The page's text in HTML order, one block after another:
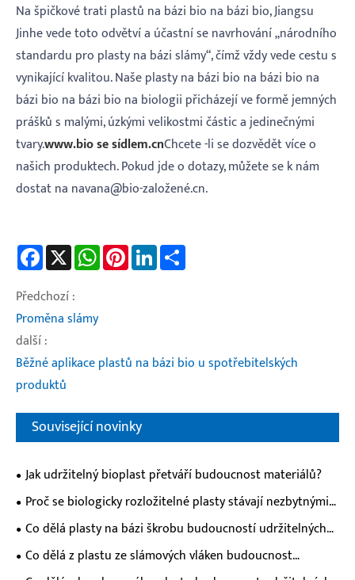
Na špičkové trati plastů na bázi bio na bázi bio, Jiangsu
Jinhe vede toto odvětví a účastní se navrhování „národního
standardu pro plasty na bázi slámy“, čímž vždy vede cestu s
vynikající kvalitou. Naše plasty na bázi bio na bázi bio na
bázi bio na bázi bio na biologii přicházejí ve formě jemných
prášků s malými, úzkými velikostmi částic a jedinečnými
tvary.www.bio se sídlem.cnChcete -li se dozvědět více o
našich produktech. Pokud jde o dotazy, můžete se k nám
dostat na navana@bio-založené.cn.
Facebook WhatsAppPinterestLinkedIn
Předchozí :
Proměna slámy
další :
Běžné aplikace plastů na bázi bio u spotřebitelských
produktů
Související novinky
Jak udržitelný bioplast přetváří budoucnost materiálů?
Proč se biologicky rozložitelné plasty stávají nezbytnými
pro moderní průmysl?
Co dělá plasty na bázi škrobu budoucností udržitelných
materiálů?
Co dělá z plastu ze slámových vláken budoucnost
ekologických materiálů?